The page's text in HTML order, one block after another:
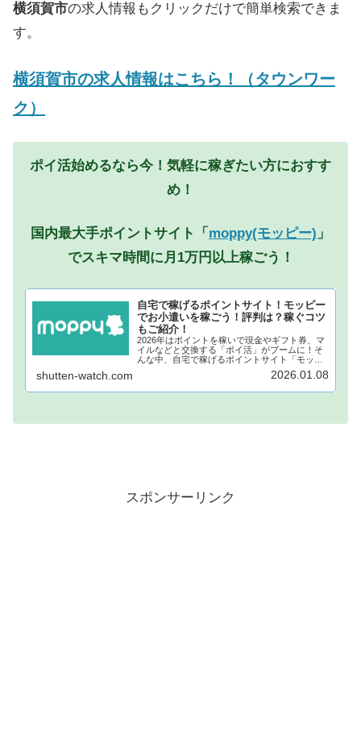
横須賀市の求人情報もクリックだけで簡単検索できま
す。
横須賀市の求人情報はこちら！（タウンワー
ク）
ポイ活始めるなら今！気軽に稼ぎたい方におすす
め！
国内最大手ポイントサイト「 moppy(モッピー) 」
でスキマ時間に月1万円以上稼ごう！
自宅で稼げるポイントサイト！モッピー
でお小遣いを稼ごう！評判は？稼ぐコツ
もご紹介！
2026年はポイントを稼いで現金やギフト券、マ
イルなどと交換する「ポイ活」がブームに！そ
んな中、自宅で稼げるポイントサイト「モッピ
ー」が注目されています！モッピーに登録し、
自宅でポイントを稼げば、あなたも月1万円稼ぐ
shutten-watch.com 2026.01.08
スポンサーリンク